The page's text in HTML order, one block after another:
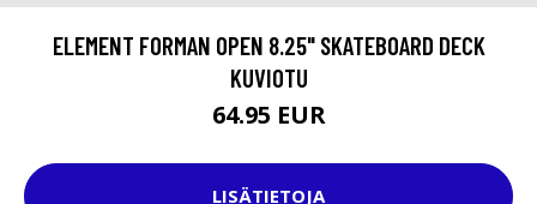
ELEMENT FORMAN OPEN 8.25" SKATEBOARD DECK
KUVIOTU
64.95 EUR
LISÄTIETOJA